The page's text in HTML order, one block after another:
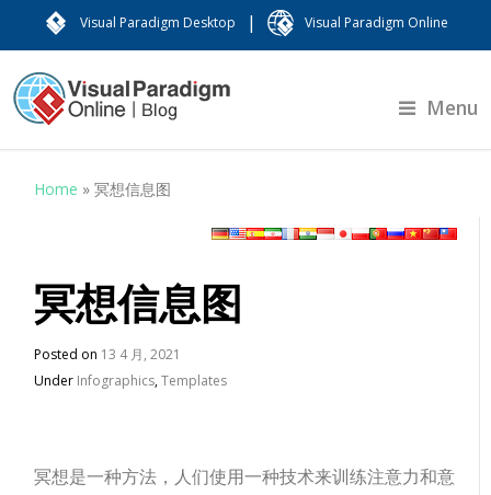
Visual Paradigm Desktop | Visual Paradigm Online
Menu
Home »冥想信息图
冥想信息图
Posted on 13 4 月, 2021
Under Infographics,Templates
冥想是一种方法，人们使用一种技术来训练注意力和意